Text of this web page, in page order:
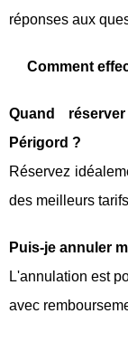
réponses aux
Comment
Quand
Périgord ?
Réservez
des meilleurs
Puis-je annuler
L'annulation est
avec